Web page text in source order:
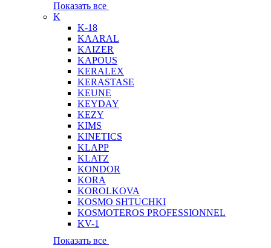
Показать все
K
K-18
KAARAL
KAIZER
KAPOUS
KERALEX
KERASTASE
KEUNE
KEYDAY
KEZY
KIMS
KINETICS
KLAPP
KLATZ
KONDOR
KORA
KOROLKOVA
KOSMO SHTUCHKI
KOSMOTEROS PROFESSIONNEL
KV-1
Показать все